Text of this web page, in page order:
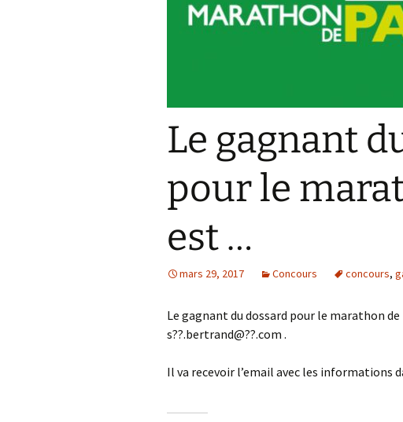
Résultats 2021
Résultats 2018
Résultats 2017
Résultats 2015
Résultats 2016
Comptes Rendus
Le gagnant
pour le
est …
mars 29, 2017 Concours concours,
Le gagnant du dossard pour le marathon
s??.bertrand@??.com .
Il va recevoir l’email avec les informations